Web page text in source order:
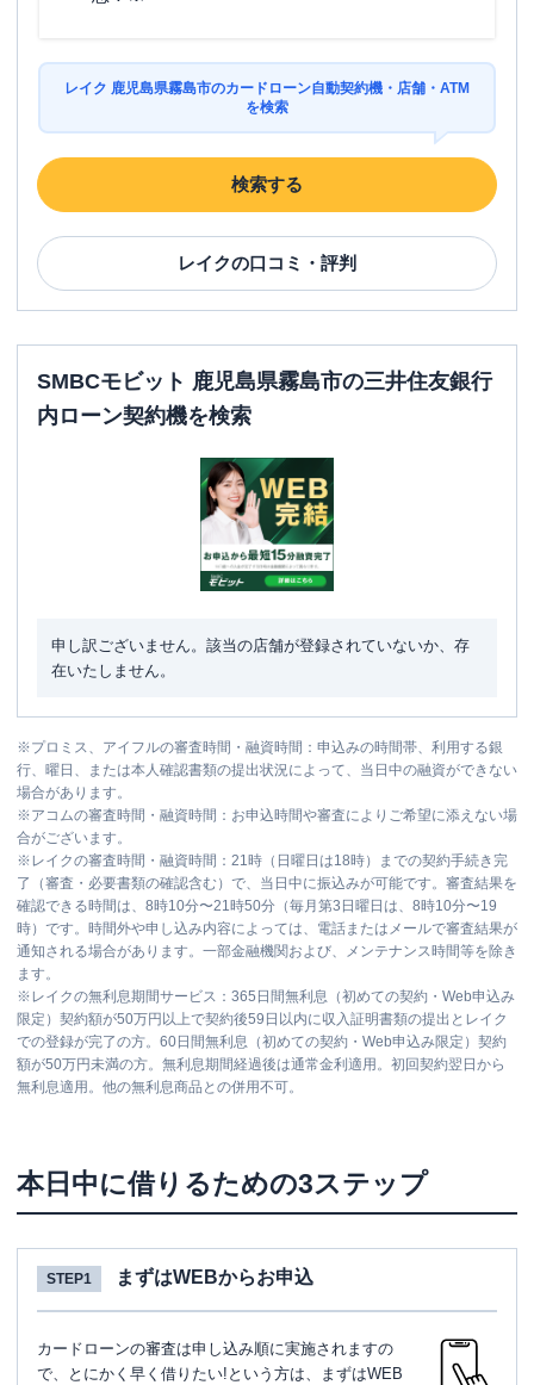
レイク 鹿児島県霧島市のカードローン自動契約機・店舗・ATM
を検索
検索する
レイクの口コミ・評判
SMBCモビット 鹿児島県霧島市の三井住友銀行
内ローン契約機を検索
申し訳ございません。該当の店舗が登録されていないか、存
在いたしません。
※プロミス、アイフルの審査時間・融資時間：申込みの時間帯、利用する銀
行、曜日、または本人確認書類の提出状況によって、当日中の融資ができない
場合があります。
※アコムの審査時間・融資時間：お申込時間や審査によりご希望に添えない場
合がございます。
※ レイクの審査時間・融資時間：21時（日曜日は18時）までの契約手続き完
了（審査・必要書類の確認含む）で、当日中に振込みが可能です。審査結果を
確認できる時間は、8時10分〜21時50分（毎月第3日曜日は、8時10分〜19
時）です。時間外や申し込み内容によっては、電話またはメールで審査結果が
通知される場合があります。一部金融機関および、メンテナンス時間等を除き
ます。
※ レイクの無利息期間サービス：365日間無利息（初めての契約・Web申込み
限定）契約額が50万円以上で契約後59日以内に収入証明書類の提出とレイク
での登録が完了の方。60日間無利息（初めての契約・Web申込み限定）契約
額が50万円未満の方。無利息期間経過後は通常金利適用。初回契約翌日から
無利息適用。他の無利息商品との併用不可。
本日中に借りるための3ステップ
STEP1 まずはWEBからお申込
カードローンの審査は申し込み順に実施されますの
で、とにかく早く借りたい!という方は、まずはWEB